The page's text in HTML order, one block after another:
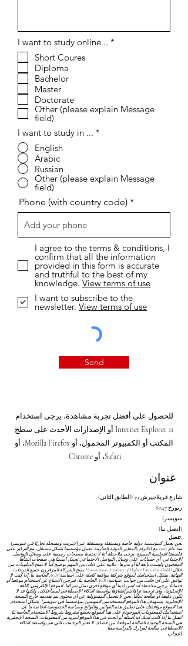
I want to study online... *
Short Coures
Diploma
Bachelor
Master
Doctorate
Other (please explain Message
field)
I want to study in ... *
English
Arabic
Russian
Other (please explain Message
field)
Phone (with country code)
I agree to the terms & conditions, I
confirm that all the information
provided in this form is accurate
and truthful to the best of my
knowledge. View terms of use
I want to subscribe to the
newsletter. View terms of use
Send
للحصول على أفضل تجربة مشاهدة، يرجى استخدام
Internet Explorer 11 أو الإصدارات الأحدث على سطح
المكتب أو الكمبيوتر المحمول، أو Mozilla Firefox، أو
Safari، أو Chrome.
عنوان
شارع فريلاجيرش 39 (الطابق الثاني)
8047 زيورخ
سويسرا
(اتصل بنا)
تنصل:
نحن نعمل كمؤسسة دولية خاصة ومستقلة ومستقلة عبر الإنترنت ومسجلة تجاريًا في سويسرا
منذ عام 2013، مع الالتزام بالمعايير الدولية الصارمة. تعمل مؤسستنا بشكل مستقل، مع التركيز على
فلسفتنا التعليمية المميزة. يرجى ملاحظة أننا لا نحتفظ بصفحات رسمية على وسائل التواصل
الاجتماعي. أي حسابات على وسائل التواصل الاجتماعي تحمل اسمنا هي صفحات أنشأها
المعجبون وليست تابعة لنا أو نديرها. علاوة على ذلك، من المهم توضيح أننا لا نمنح الدبلومات من
خلال Autonomous Academy of Higher Education GmbH؛ يمنح الشركاء الموقرون جميع الدرجات
النهائية. يشكل استخدامك لموقع شركتنا موافقة كاملة على (سياسة) AGB
الخاصة بنا. إذا كنت لا
توافق على أي جانب من جوانب (سياسة) AGB
الخاصة بنا، فيرجى الامتناع عن استخدام موقعنا أو
خدماتنا. يرجى ملاحظة أنه ليس لدينا أي مواقع أخرى تمثل شركتنا. الموقع الإلكتروني باللغة
الإنجليزية، وأي ترجمة تراها يتم إنشاؤها بواسطة الذكاء الاصطناعي لمساعدتك، ولكنها قد لا
تكون دقيقة أو صالحة تمامًا. نحن لا نتحمل المسؤولية عن أي محتوى يتم تقديمه خارج النسخة
الإنجليزية. يستهدف هذا الموقع المستخدمين المهتمين بمؤسستنا في سويسرا. يشكل استخدام
هذا الموقع موافقتك على تطبيق هذه القوانين واللوائح وسياسة الخصوصية الخاصة بنا. إن
استخدامك للمعلومات الموجودة على هذا الموقع يخضع لشروط شروط الاستخدامالخاصة بنا.
اتصل بنا إذا كانت لديك أية أسئلة أو ابحث في هذا الموقع لمزيد من المعلومات. النسخة الإنجليزية
هي النسخة الوحيدة الصالحة لموقعنا. من فضلك لا تعتبر الترجمات التي تتم بواسطة الذكاء
الاصطناعي صالحة لقرارك بالدراسة معنا.
اعجاب